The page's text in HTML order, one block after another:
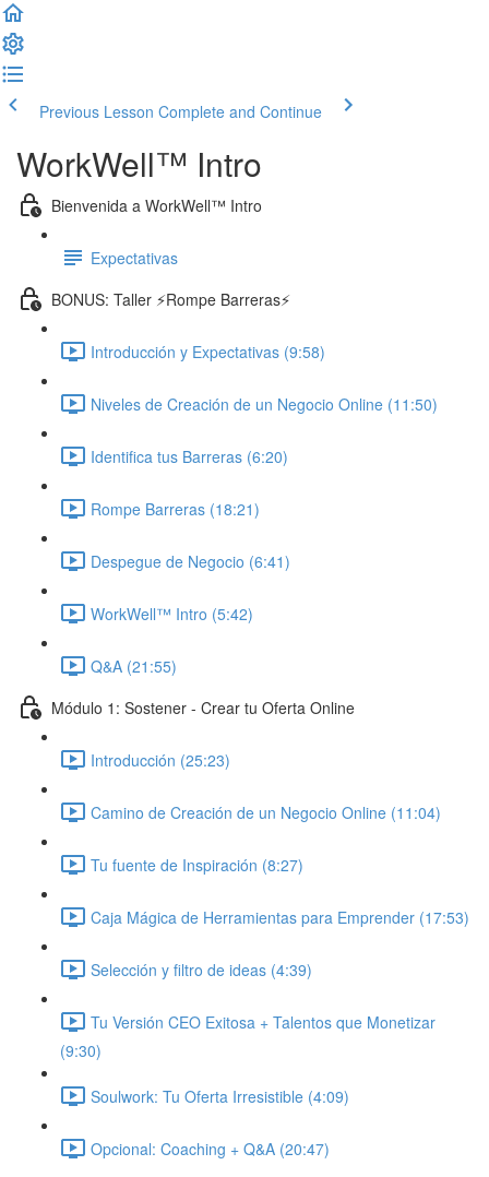
Previous Lesson Complete and Continue
WorkWell™ Intro
Bienvenida a WorkWell™ Intro
Expectativas
BONUS: Taller ⚡️Rompe Barreras⚡️
Introducción y Expectativas (9:58)
Niveles de Creación de un Negocio Online (11:50)
Identifica tus Barreras (6:20)
Rompe Barreras (18:21)
Despegue de Negocio (6:41)
WorkWell™ Intro (5:42)
Q&A (21:55)
Módulo 1: Sostener - Crear tu Oferta Online
Introducción (25:23)
Camino de Creación de un Negocio Online (11:04)
Tu fuente de Inspiración (8:27)
Caja Mágica de Herramientas para Emprender (17:53)
Selección y filtro de ideas (4:39)
Tu Versión CEO Exitosa + Talentos que Monetizar
(9:30)
Soulwork: Tu Oferta Irresistible (4:09)
Opcional: Coaching + Q&A (20:47)